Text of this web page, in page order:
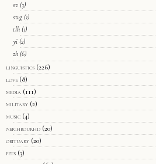
sv (3)
swg (1)
tlh (1)
yi (2)
zh (6)
linguistics (226)
love (8)
media (111)
military (2)
music (4)
neighbourhd (20)
obituary (20)
pets (3)